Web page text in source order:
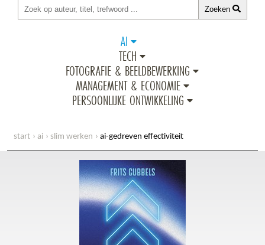
Zoeken
AI
TECH
FOTOGRAFIE & BEELDBEWERKING
MANAGEMENT & ECONOMIE
PERSOONLIJKE ONTWIKKELING
start ai slim werken ai-gedreven effectiviteit